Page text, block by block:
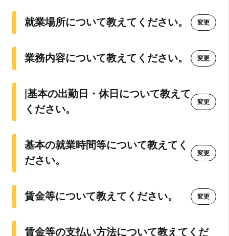
就業場所について教えてください。 変更
業務内容について教えてください。 変更
|基本の出勤日・休日について教えて
ください。
変更
基本の就業時間等について教えてく
ださい。
変更
賃金等について教えてください。 変更
賃金等の支払い方法について教えてくだ
利用規約に同意して登録